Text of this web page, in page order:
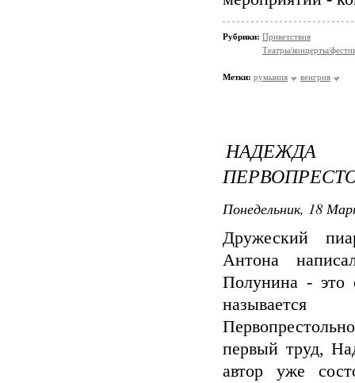
Рубрики: Приветствия
Театры/концерты/
Метки: румыния венгрия
Понедельник, 18
Дружеский
Антона
Полунина - это
первый труд,
автор уже